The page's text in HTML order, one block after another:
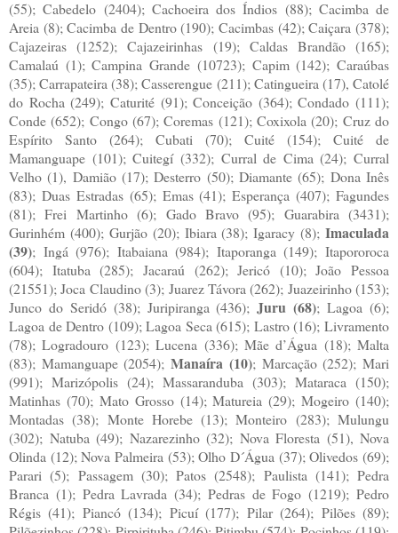
(55); Cabedelo (2404); Cachoeira dos Índios (88); Cacimba de
Areia (8); Cacimba de Dentro (190); Cacimbas (42); Caiçara (378);
Cajazeiras (1252); Cajazeirinhas (19); Caldas Brandão (165);
Camalaú (1); Campina Grande (10723); Capim (142); Caraúbas
(35); Carrapateira (38); Casserengue (211); Catingueira (17), Catolé
do Rocha (249); Caturité (91); Conceição (364); Condado (111);
Conde (652); Congo (67); Coremas (121); Coxixola (20); Cruz do
Espírito Santo (264); Cubati (70); Cuité (154); Cuité de
Mamanguape (101); Cuitegí (332); Curral de Cima (24); Curral
Velho (1), Damião (17); Desterro (50); Diamante (65); Dona Inês
(83); Duas Estradas (65); Emas (41); Esperança (407); Fagundes
(81); Frei Martinho (6); Gado Bravo (95); Guarabira (3431);
Gurinhém (400); Gurjão (20); Ibiara (38); Igaracy (8); Imaculada
(39); Ingá (976); Itabaiana (984); Itaporanga (149); Itapororoca
(604); Itatuba (285); Jacaraú (262); Jericó (10); João Pessoa
(21551); Joca Claudino (3); Juarez Távora (262); Juazeirinho (153);
Junco do Seridó (38); Juripiranga (436);Juru (68); Lagoa (6);
Lagoa de Dentro (109); Lagoa Seca (615); Lastro (16); Livramento
(78); Logradouro (123); Lucena (336); Mãe d’Água (18); Malta
(83); Mamanguape (2054);Manaíra (10); Marcação (252); Mari
(991); Marizópolis (24); Massaranduba (303); Mataraca (150);
Matinhas (70); Mato Grosso (14); Matureia (29); Mogeiro (140);
Montadas (38); Monte Horebe (13); Monteiro (283); Mulungu
(302); Natuba (49); Nazarezinho (32); Nova Floresta (51), Nova
Olinda (12); Nova Palmeira (53); Olho D´Água (37); Olivedos (69);
Parari (5); Passagem (30); Patos (2548); Paulista (141); Pedra
Branca (1); Pedra Lavrada (34); Pedras de Fogo (1219); Pedro
Régis (41); Piancó (134); Picuí (177); Pilar (264); Pilões (89);